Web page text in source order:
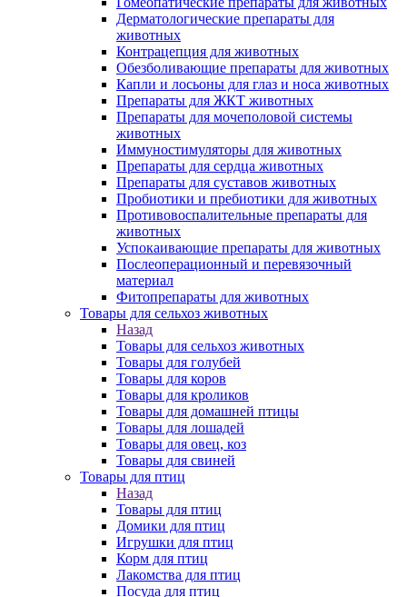
Дерматологические препараты для
животных
Контрацепция для животных
Обезболивающие препараты для животных
Капли и лосьоны для глаз и носа животных
Препараты для ЖКТ животных
Препараты для мочеполовой системы
животных
Иммуностимуляторы для животных
Препараты для сердца животных
Препараты для суставов животных
Пробиотики и пребиотики для животных
Противовоспалительные препараты для
животных
Успокаивающие препараты для животных
Послеоперационный и перевязочный
материал
Фитопрепараты для животных
Товары для сельхоз животных
Назад
Товары для сельхоз животных
Товары для голубей
Товары для коров
Товары для кроликов
Товары для домашней птицы
Товары для лошадей
Товары для овец, коз
Товары для свиней
Товары для птиц
Назад
Товары для птиц
Домики для птиц
Игрушки для птиц
Корм для птиц
Лакомства для птиц
Посуда для птиц